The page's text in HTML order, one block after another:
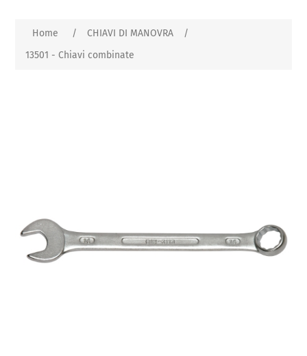
Home / CHIAVI DI MANOVRA
/
13501 - Chiavi combinate